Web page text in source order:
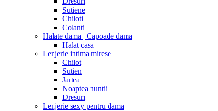
Sutiene
Chiloti
Colanti
Halate dama | Capoade dama
Halat casa
Lenjerie intima mirese
Chilot
Sutien
Jartea
Noaptea nuntii
Dresuri
Lenjerie sexy pentru dama